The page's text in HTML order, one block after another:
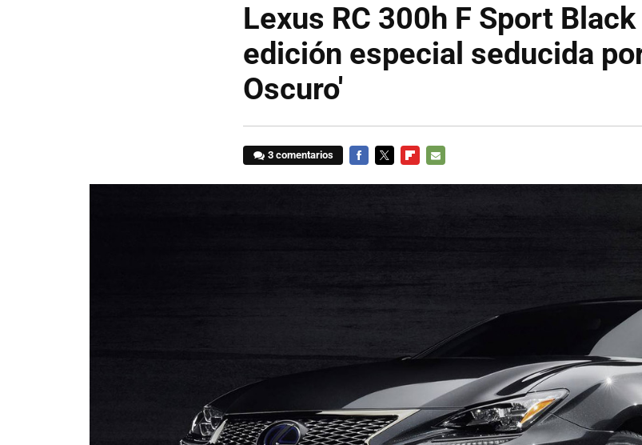
Lexus RC 300h F Sport
edición especial seducida
Oscuro'
3 comentarios